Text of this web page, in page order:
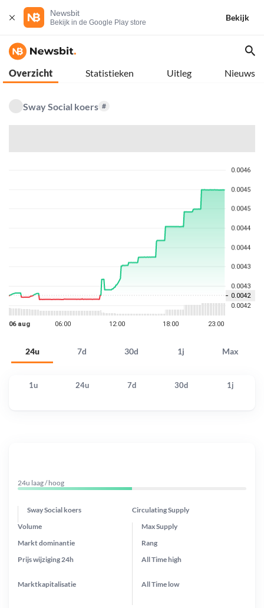
Newsbit
Bekijk in de Google Play store
Bekijk
Overzicht Statistieken Uitleg Nieuws
Sway Social koers #
24u 7d 30d 1j Max
1u 24u 7d 30d 1j
24u laag / hoog
Sway Social koers Circulating Supply
Prijs wijziging 24h
Max Supply
Markt dominantie
Marktkapitalisatie
Volume
Rang
All Timehigh
All Time low